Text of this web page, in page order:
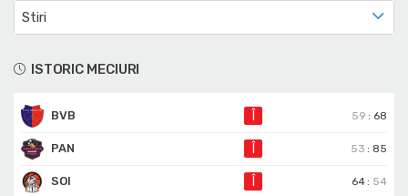
Stiri
ISTORIC MECIURI
BVB 59 : 68
PAN 53 : 85
SOI 64 : 54